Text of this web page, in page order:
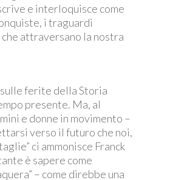
e interloquisce come
i traguardi
attraversano la nostra
ferite della Storia
presente. Ma, al
e donne in movimento –
verso il futuro che noi,
ci ammonisce Franck
è sapere come
– come direbbe una